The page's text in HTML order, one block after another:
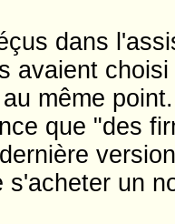
dans
avaient
même
que "des
s'acheter un